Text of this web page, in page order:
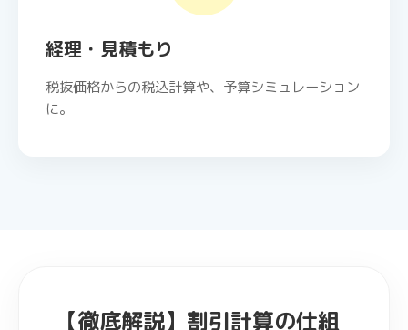
経理・見積もり
税抜価格からの税込計算や、予算シミュレーション
に。
【徹底解説】割引計算の仕組